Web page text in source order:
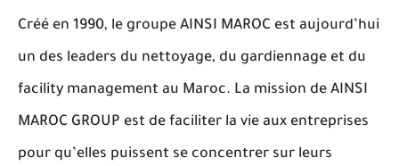
Créé en 1990, le groupe AINSI MAROC est aujourd’hui
un des leaders du nettoyage, du gardiennage et du
facility management au Maroc. La mission de AINSI
MAROC GROUP est de faciliter la vie aux entreprises
pour qu’elles puissent se concentrer sur leurs